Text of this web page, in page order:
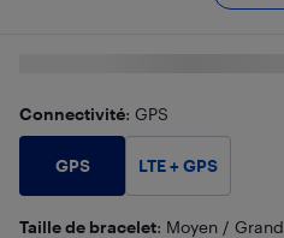
Connectivité: GPS
GPS LTE + GPS
Taille de bracelet: Moyen / Grand